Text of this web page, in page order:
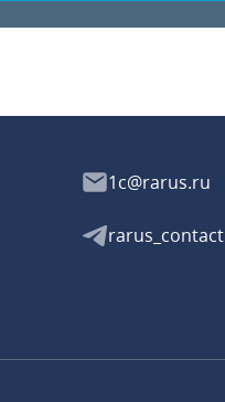
1c@rarus.ru
rarus_contact